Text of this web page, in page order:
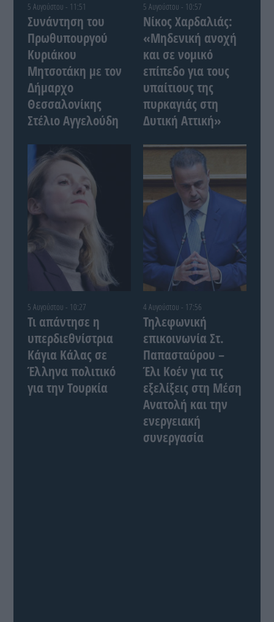
5 Αυγούστου - 11:51
Συνάντηση του
Πρωθυπουργού
Κυριάκου
Μητσοτάκη με τον
Δήμαρχο
Θεσσαλονίκης
Στέλιο Αγγελούδη
5 Αυγούστου - 10:57
Νίκος Χαρδαλιάς:
«Μηδενική ανοχή
και σε νομικό
επίπεδο για τους
υπαίτιους της
πυρκαγιάς στη
Δυτική Αττική»
5 Αυγούστου - 10:27
Τι απάντησε η
υπερδιεθνίστρια
Κάγια Κάλας σε
Έλληνα πολιτικό
για την Τουρκία
4 Αυγούστου - 17:56
Τηλεφωνική
επικοινωνία Στ.
Παπασταύρου –
Έλι Κοέν για τις
εξελίξεις στη Μέση
Ανατολή και την
ενεργειακή
συνεργασία